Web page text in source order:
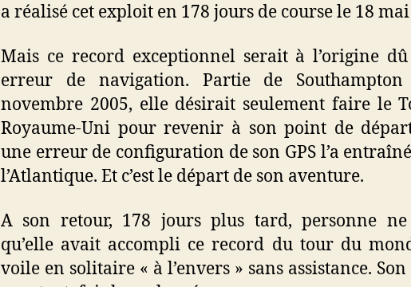
a réalisé cet exploit en 178 jours de course le 18
Mais ce record exceptionnel serait à l’origine
erreur de navigation. Partie de
novembre 2005, elle désirait seulement faire le
Royaume-Uni pour revenir à son point de
une erreur de configuration de son GPS l’a
l’Atlantique. Et c’est le départ de son aventure.
A son retour, 178 jours plus tard, personne
qu’elle avait accompli ce record du tour du
voile en solitaire « à l’envers » sans assistance.